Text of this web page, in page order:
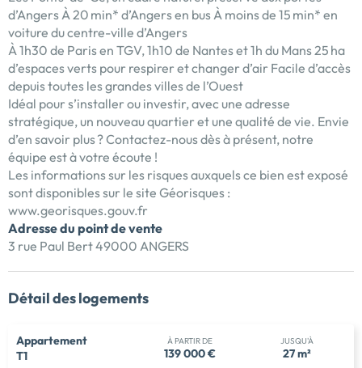
d’Angers À 20 min* d’Angers en bus À moins de 15 min* en
voiture du centre-ville d’Angers
À 1h30 de Paris en TGV, 1h10 de Nantes et 1h du Mans 25 ha
d’espaces verts pour respirer et changer d’air Facile d’accès
depuis toutes les grandes villes de l’Ouest
Idéal pour s’installer ou investir, avec une adresse
stratégique, un nouveau quartier et une qualité de vie. Envie
d’en savoir plus ? Contactez-nous dès à présent, notre
équipe est à votre écoute !
Les informations sur les risques auxquels ce bien est exposé
sont disponibles sur le site Géorisques :
www.georisques.gouv.fr
Adresse du point de vente
3 rue Paul Bert 49000 ANGERS
Détail des logements
Appartement
T1
À PARTIR DE
139 000 €
JUSQU'À
27 m²